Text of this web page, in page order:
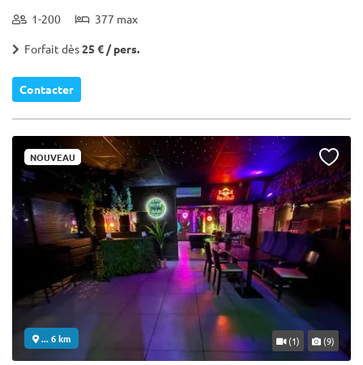
1-200 377 max
Forfait dès25 € / pers.
Contacter
NOUVEAU
... 6 km (1) (9)